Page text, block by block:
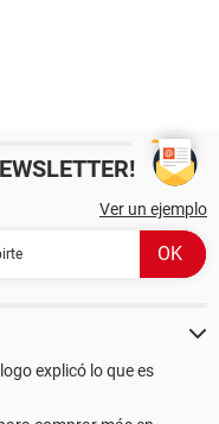
Ver un ejemplo
explicó lo que es